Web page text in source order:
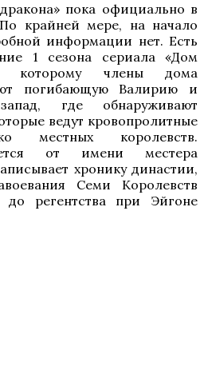
пока официально в
крайней мере, на начало
информации нет. Есть
1 сезона сериала «Дом
которому члены дома
погибающую Валирию и
где обнаруживают
ведут кровопролитные
местных королевств.
от имени местера
хронику династии,
Семи Королевств
до регентства при Эйгоне